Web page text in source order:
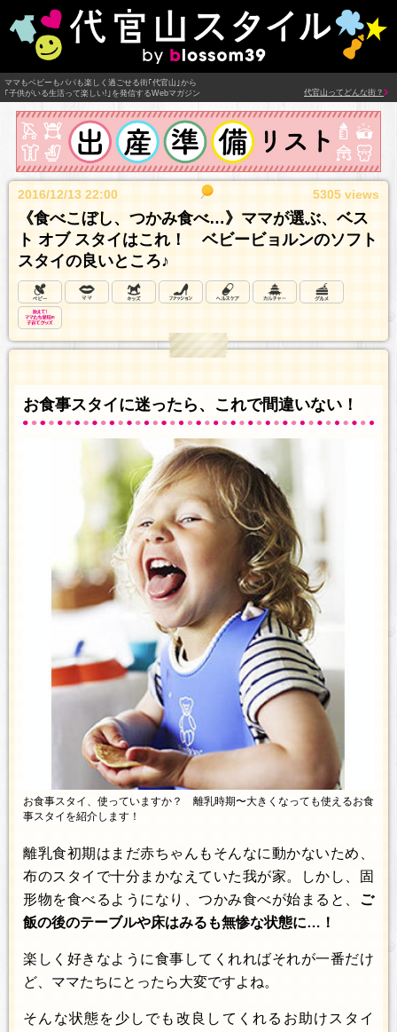
ママもベビーもパパも楽しく過ごせる街｢代官山｣から
｢子供がいる生活って楽しい!｣を発信するWebマガジン
代官山ってどんな街？
2016/12/13 22:00 5305 views
《食べこぼし、つかみ食べ…》ママが選ぶ、ベス
ト オブ スタイはこれ！ ベビービョルンのソフト
スタイの良いところ♪
お食事スタイに迷ったら、これで間違いない！
お食事スタイ、使っていますか？ 離乳時期〜大きくなっても使えるお食
事スタイを紹介します！
離乳食初期はまだ赤ちゃんもそんなに動かないため、
布のスタイで十分まかなえていた我が家。しかし、固
形物を食べるようになり、つかみ食べが始まると、 ご
飯の後のテーブルや床はみるも無惨な状態に…！
楽しく好きなように食事してくれればそれが一番だけ
ど、ママたちにとったら大変ですよね。
そんな状態を少しでも改良してくれるお助けスタイ